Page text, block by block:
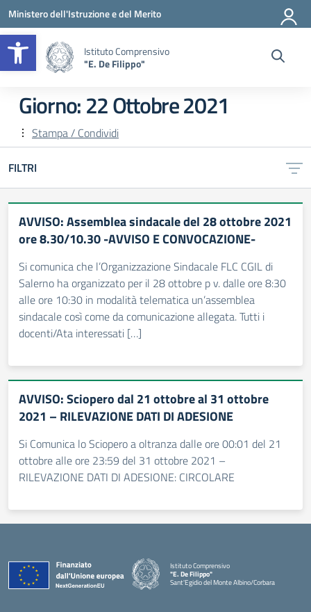
Apri la barra degli strumenti
Vai ai contenuti
Vai al menu di navigazione
Vai al footer
Ministero dell'Istruzione e del Merito
Istituto Comprensivo
"E. De Filippo"
Giorno:22 Ottobre 2021
Stampa / Condividi
FILTRI
AVVISO: Assemblea sindacale del 28 ottobre 2021
ore 8.30/10.30 -AVVISO E CONVOCAZIONE-
Si comunica che l’Organizzazione Sindacale FLC CGIL di
Salerno ha organizzato per il 28 ottobre p v. dalle ore 8:30
alle ore 10:30 in modalità telematica un’assemblea
sindacale così come da comunicazione allegata. Tutti i
docenti/Ata interessati […]
AVVISO: Sciopero dal 21 ottobre al 31 ottobre
2021 – RILEVAZIONE DATI DI ADESIONE
Si Comunica lo Sciopero a oltranza dalle ore 00:01 del 21
ottobre alle ore 23:59 del 31 ottobre 2021 –
RILEVAZIONE DATI DI ADESIONE: CIRCOLARE
Istituto Comprensivo
"E. De Filippo"
Sant'Egidio del Monte Albino/Corbara